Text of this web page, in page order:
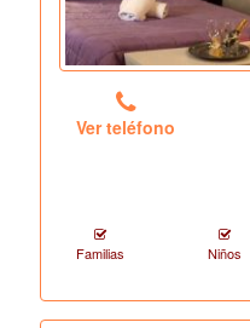
Ver teléfono
Familias Niños